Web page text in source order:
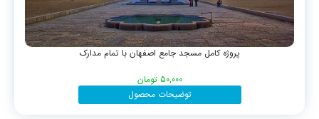
پروژه کامل مسجد جامع اصفهان با تمام مدارک
50,000 تومان
توضیحات محصول